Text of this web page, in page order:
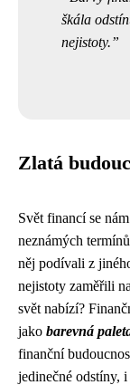
škála
nejistoty.
Zlatá
Svět financí se
neznámých
něj podívali z
nejistoty zaměřili na
svět nabízí?
jako barevná
finanční
jedinečné odstíny,